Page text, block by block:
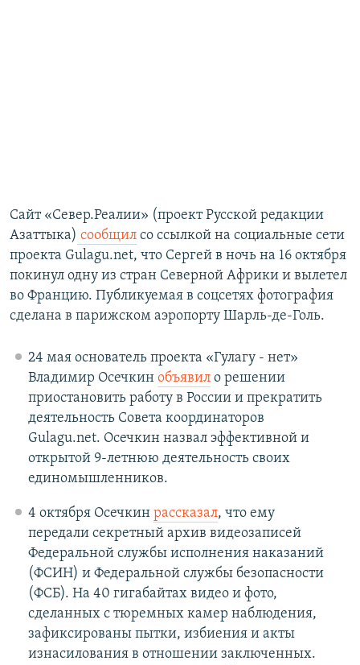
Сайт «Север.Реалии» (проект Русской редакции
Азаттыка) сообщил со ссылкой на социальные сети
проекта Gulagu.net, что Сергей в ночь на 16 октября
покинул одну из стран Северной Африки и вылетел
во Францию. Публикуемая в соцсетях фотография
сделана в парижском аэропорту Шарль-де-Голь.
24 мая основатель проекта «Гулагу - нет»
Владимир Осечкин объявило решении
приостановить работу в России и прекратить
деятельность Совета координаторов
Gulagu.net. Осечкин назвал эффективной и
открытой 9-летнюю деятельность своих
единомышленников.
4 октября Осечкин рассказал, что ему
передали секретный архив видеозаписей
Федеральной службы исполнения наказаний
(ФСИН) и Федеральной службы безопасности
(ФСБ). На 40 гигабайтах видео и фото,
сделанных с тюремных камер наблюдения,
зафиксированы пытки, избиения и акты
изнасилования в отношении заключенных.